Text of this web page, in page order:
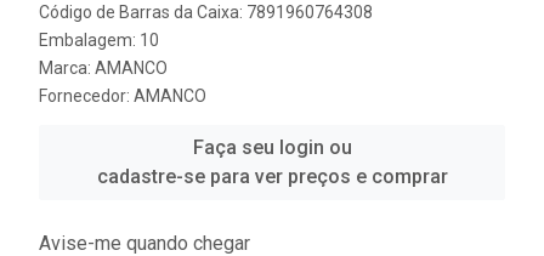
Código de Barras da Caixa: 7891960764308
Embalagem: 10
Marca: AMANCO
Fornecedor: AMANCO
Faça seu login ou
cadastre-se para ver preços e comprar
Avise-me quando chegar